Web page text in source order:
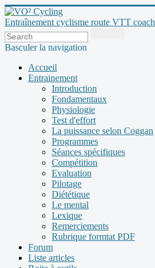
Entraînement cyclisme route VTT
Basculer la navigation
Accueil
Entrainement
Introduction
Fondamentaux
Physiologie
Test d'effort
La puissance selon Coggan
Programmes
Séances spécifiques
Compétition
Evaluation
Pilotage
Diététique
Le mental
Lexique
Remerciements
Rubrique formtat PDF
Forum
Liste articles